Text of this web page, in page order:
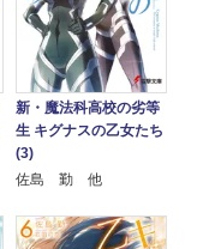
新・魔法科高校の劣等
生 キグナスの乙女たち
(3)
佐島 勤 他